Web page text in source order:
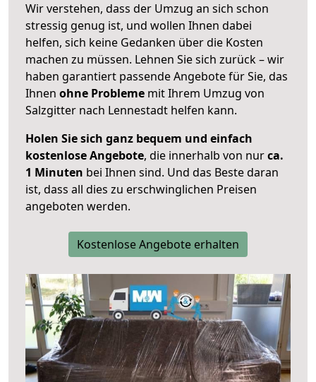
Wir verstehen, dass der Umzug an sich schon
stressig genug ist, und wollen Ihnen dabei
helfen, sich keine Gedanken über die Kosten
machen zu müssen. Lehnen Sie sich zurück – wir
haben garantiert passende Angebote für Sie, das
Ihnen ohne Probleme mit Ihrem Umzug von
Salzgitter nach Lennestadt helfen kann.
Holen Sie sich ganz bequem und einfach
kostenlose Angebote, die innerhalb von nurca.
1 Minuten bei Ihnen sind. Und das Beste daran
ist, dass all dies zu erschwinglichen Preisen
angeboten werden.
Kostenlose Angebote erhalten